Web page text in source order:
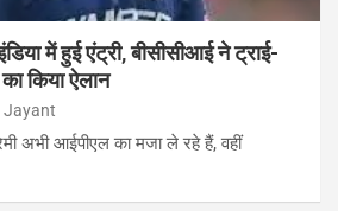
में हुई एंट्री, बीसीसीआई ने ट्राई-
किया ऐलान
Jayant
अभी आईपीएल का मजा ले रहे हैं, वहीं